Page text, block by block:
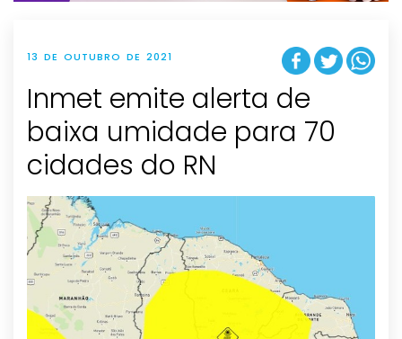
13 DE OUTUBRO DE 2021
Inmet emite alerta de
baixa umidade para 70
cidades do RN